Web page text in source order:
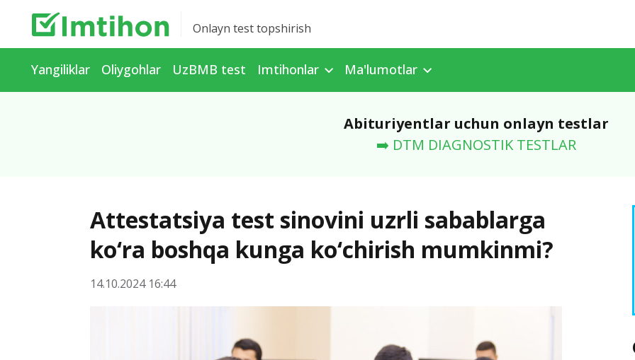
Onlayn test topshirish
Yangiliklar Oliygohlar UzBMB test Imtihonlar Ma'lumotlar
Abituriyentlar uchun onlayn testlar
➡️ DTM DIAGNOSTIK TESTLAR
Attestatsiya test sinovini uzrli sabablarga
ko‘ra boshqa kunga ko‘chirish mumkinmi?
14.10.2024 16:44